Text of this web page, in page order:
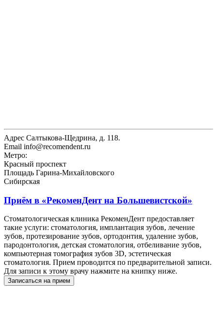
Адрес Салтыкова-Щедрина, д. 118.
Email info@recomendent.ru
Метро:
Красный проспект
Площадь Гарина-Михайловского
Сибирская
Приём в «РекоменДент на Большевистской»
Стоматологическая клиника РекоменДент предоставляет
такие услуги: стоматология, имплантация зубов, лечение
зубов, протезирование зубов, ортодонтия, удаление зубов,
пародонтология, детская стоматология, отбеливание зубов,
компьютерная томография зубов 3D, эстетическая
стоматология. Прием проводится по предварительной записи.
Для записи к этому врачу нажмите на книпку ниже.
Записаться на прием